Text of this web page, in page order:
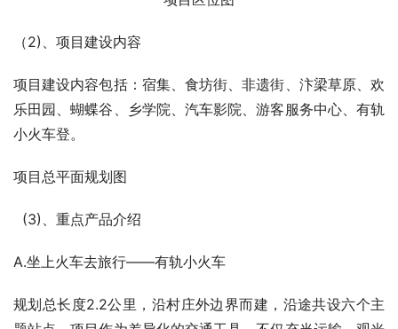
（1）、项目区位
余店村位于开封市南10公里处，东临省道219永定线（开尉
路），西临金明大道，南临郑民高速，北临余良路，项目总
投资月8亿。